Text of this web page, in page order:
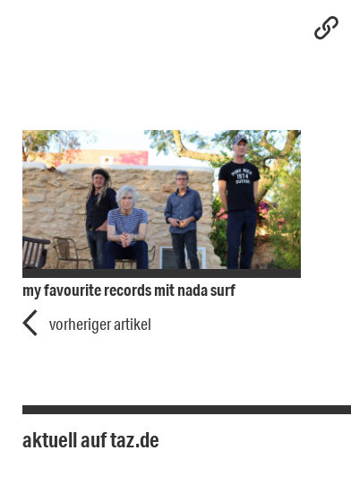
my favourite records mit nada surf
vorheriger artikel
aktuell auf taz.de